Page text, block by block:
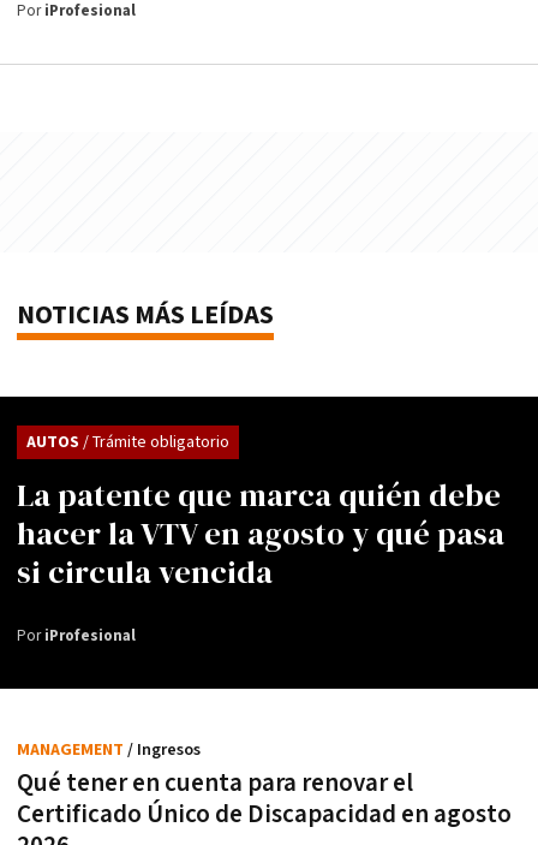
PoriProfesional
NOTICIAS MÁS LEÍDAS
La patente que marca quién debe
hacer la VTV en agosto y qué pasa
si circula vencida
AUTOS / Trámite obligatorio
PoriProfesional
Qué tener en cuenta para renovar el
Certificado Único de Discapacidad en agosto
MANAGEMENT / Ingresos